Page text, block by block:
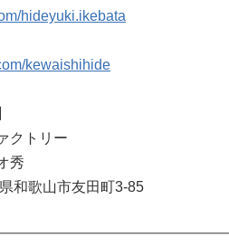
hideyuki.ikebata
kewaishihide
クトリー
秀
歌山市友田町3-85